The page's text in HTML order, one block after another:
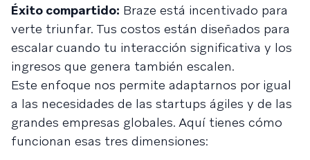
Éxito compartido: Braze está incentivado para
verte triunfar. Tus costos están diseñados para
escalar cuando tu interacción significativa y los
ingresos que genera también escalen.
Este enfoque nos permite adaptarnos por igual
a las necesidades de las startups ágiles y de las
grandes empresas globales. Aquí tienes cómo
funcionan esas tres dimensiones: